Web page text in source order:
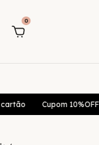
0
Cupom 10%OFF 1.